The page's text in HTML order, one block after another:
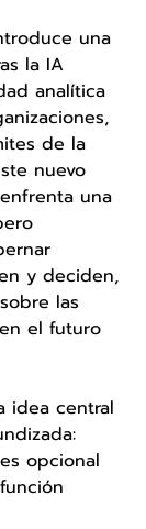
una
la IA
analítica
de la
nuevo
una
y deciden,
las
el futuro
idea central
opcional